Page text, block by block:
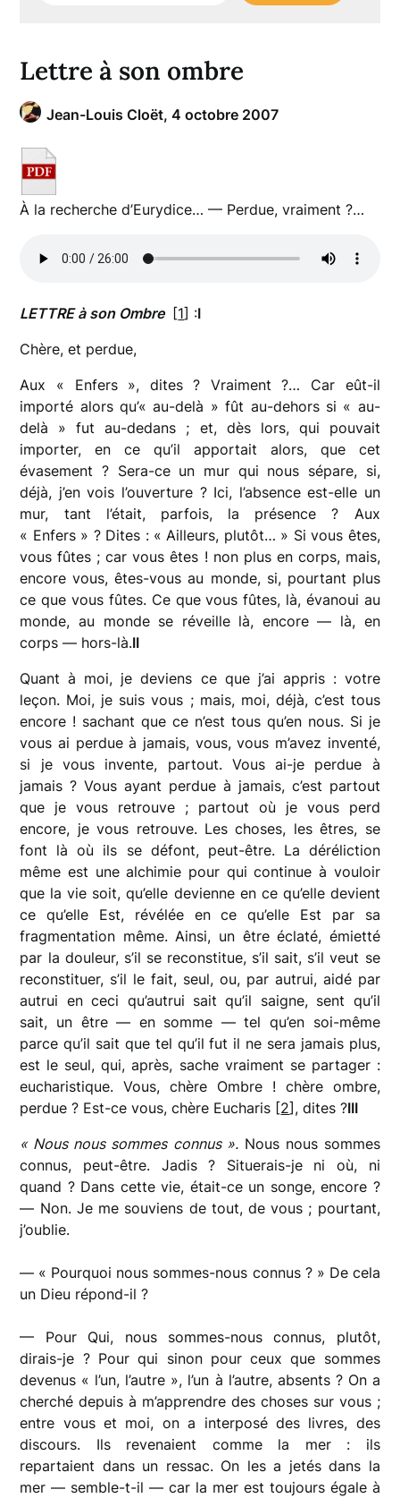
Lettre à son ombre
Jean-Louis Cloët,4 octobre 2007
À la recherche d’Eurydice… — Perdue, vraiment ?…
LETTRE à son Ombre [1] :I
Chère, et perdue,
Aux « Enfers », dites ? Vraiment ?… Car eût-il
importé alors qu’« au-delà » fût au-dehors si « au-
delà » fut au-dedans ; et, dès lors, qui pouvait
importer, en ce qu’il apportait alors, que cet
évasement ? Sera-ce un mur qui nous sépare, si,
déjà, j’en vois l’ouverture ? Ici, l’absence est-elle un
mur, tant l’était, parfois, la présence ? Aux
« Enfers » ? Dites : « Ailleurs, plutôt… » Si vous êtes,
vous fûtes ; car vous êtes ! non plus en corps, mais,
encore vous, êtes-vous au monde, si, pourtant plus
ce que vous fûtes. Ce que vous fûtes, là, évanoui au
monde, au monde se réveille là, encore — là, en
corps — hors-là.II
Quant à moi, je deviens ce que j’ai appris : votre
leçon. Moi, je suis vous ; mais, moi, déjà, c’est tous
encore ! sachant que ce n’est tous qu’en nous. Si je
vous ai perdue à jamais, vous, vous m’avez inventé,
si je vous invente, partout. Vous ai-je perdue à
jamais ? Vous ayant perdue à jamais, c’est partout
que je vous retrouve ; partout où je vous perd
encore, je vous retrouve. Les choses, les êtres, se
font là où ils se défont, peut-être. La déréliction
même est une alchimie pour qui continue à vouloir
que la vie soit, qu’elle devienne en ce qu’elle devient
ce qu’elle Est, révélée en ce qu’elle Est par sa
fragmentation même. Ainsi, un être éclaté, émietté
par la douleur, s’il se reconstitue, s’il sait, s’il veut se
reconstituer, s’il le fait, seul, ou, par autrui, aidé par
autrui en ceci qu’autrui sait qu’il saigne, sent qu’il
sait, un être — en somme — tel qu’en soi-même
parce qu’il sait que tel qu’il fut il ne sera jamais plus,
est le seul, qui, après, sache vraiment se partager :
eucharistique. Vous, chère Ombre ! chère ombre,
perdue ? Est-ce vous, chère Eucharis [2], dites ?III
« Nous nous sommes connus ».Nous nous sommes
connus, peut-être. Jadis ? Situerais-je ni où, ni
quand ? Dans cette vie, était-ce un songe, encore ?
— Non. Je me souviens de tout, de vous ; pourtant,
j’oublie.
— « Pourquoi nous sommes-nous connus ? » De cela
un Dieu répond-il ?
— Pour Qui, nous sommes-nous connus, plutôt,
dirais-je ? Pour qui sinon pour ceux que sommes
devenus « l’un, l’autre », l’un à l’autre, absents ? On a
cherché depuis à m’apprendre des choses sur vous ;
entre vous et moi, on a interposé des livres, des
discours. Ils revenaient comme la mer : ils
repartaient dans un ressac. On les a jetés dans la
mer — semble-t-il — car la mer est toujours égale à